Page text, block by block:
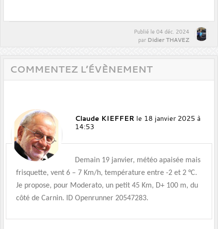
Publié le 04 déc. 2024
par Didier THAVEZ
COMMENTEZ L’ÉVÈNEMENT
Claude KIEFFER le 18 janvier 2025 à
14:53
Demain 19 janvier, météo apaisée mais
frisquette, vent 6 – 7 Km/h, température entre -2 et 2 °C.
Je propose, pour Moderato, un petit 45 Km, D+ 100 m, du
côté de Carnin. ID Openrunner 20547283.